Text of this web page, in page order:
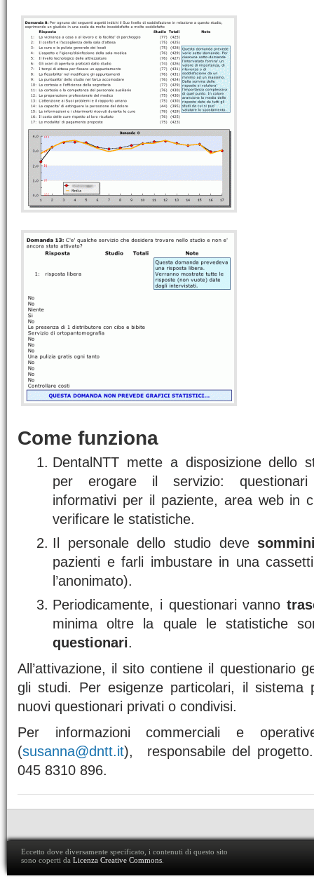
Come funziona
DentalNTT mette a disposizione dello
per erogare il servizio: questionari
informativi per il paziente, area web in
verificare le statistiche.
Il personale dello studio deve
pazienti e farli imbustare in una
l’anonimato).
Periodicamente, i questionari vanno
minima oltre la quale le statistiche
questionari.
All’attivazione, il sito contiene il questionario
gli studi. Per esigenze particolari, il sistema
nuovi questionari privati o condivisi.
Per informazioni commerciali e
(susanna@dntt.it), responsabile del
045 8310 896.
Eccetto dove diversamente specificato, i contenuti di questo sito
sono coperti da Licenza Creative Commons